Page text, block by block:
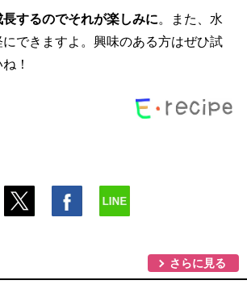
長するのでそれが楽しみに。また、水
できますよ。興味のある方はぜひ試
！
さらに見る